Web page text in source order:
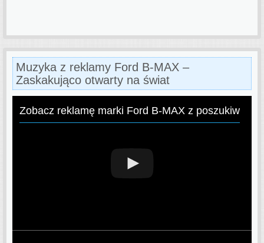
Muzyka z reklamy Ford B-MAX –
Zaskakująco otwarty na świat
Zobacz reklamę marki Ford B-MAX z poszukiwaną